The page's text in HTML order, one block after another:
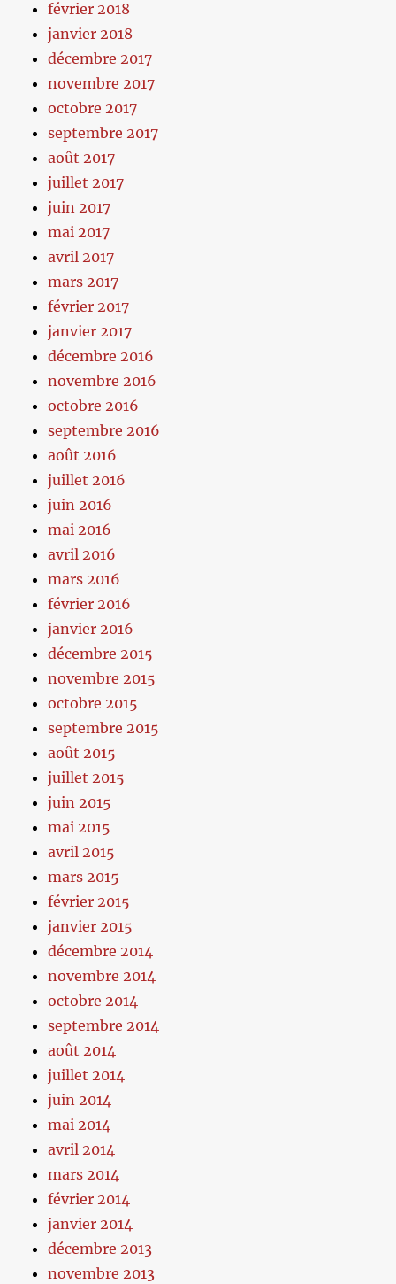
février 2018
janvier 2018
décembre 2017
novembre 2017
octobre 2017
septembre 2017
août 2017
juillet 2017
juin 2017
mai 2017
avril 2017
mars 2017
février 2017
janvier 2017
décembre 2016
novembre 2016
octobre 2016
septembre 2016
août 2016
juillet 2016
juin 2016
mai 2016
avril 2016
mars 2016
février 2016
janvier 2016
décembre 2015
novembre 2015
octobre 2015
septembre 2015
août 2015
juillet 2015
juin 2015
mai 2015
avril 2015
mars 2015
février 2015
janvier 2015
décembre 2014
novembre 2014
octobre 2014
septembre 2014
août 2014
juillet 2014
juin 2014
mai 2014
avril 2014
mars 2014
février 2014
janvier 2014
décembre 2013
novembre 2013